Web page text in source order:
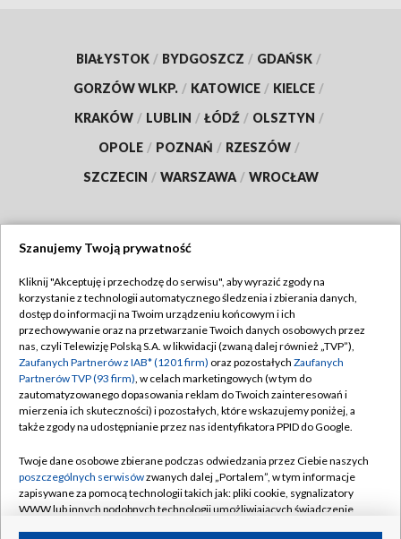
BIAŁYSTOK / BYDGOSZCZ / GDAŃSK /
GORZÓW WLKP. / KATOWICE / KIELCE /
KRAKÓW / LUBLIN / ŁÓDŹ / OLSZTYN /
OPOLE / POZNAŃ / RZESZÓW /
SZCZECIN / WARSZAWA / WROCŁAW
TVP
Abonament TVP
Emisja w TVP
Centrum informacji TVP
Naziemna Telewizja Cyfrowa
Rada Programowa
System NOS
Informacje o nadawcy
Regulamin TVP
Polityka prywatności
Moje zgody
Pomoc
Kontakt
Kanały
Szanujemy Twoją prywatność
Kliknij "Akceptuję i przechodzę do serwisu", aby wyrazić zgody na
korzystanie z technologii automatycznego śledzenia i zbierania danych,
dostęp do informacji na Twoim urządzeniu końcowym i ich
przechowywanie oraz na przetwarzanie Twoich danych osobowych przez
nas, czyli Telewizję Polską S.A. w likwidacji (zwaną dalej również „TVP”),
Zaufanych Partnerów z IAB* (1201 firm) oraz pozostałych Zaufanych
Partnerów TVP (93 firm), w celach marketingowych (w tym do
zautomatyzowanego dopasowania reklam do Twoich zainteresowań i
mierzenia ich skuteczności) i pozostałych, które wskazujemy poniżej, a
także zgody na udostępnianie przez nas identyfikatora PPID do Google.
Twoje dane osobowe zbierane podczas odwiedzania przez Ciebie naszych
poszczególnych serwisówzwanych dalej „Portalem”, w tym informacje
zapisywane za pomocą technologii takich jak: pliki cookie, sygnalizatory
WWW lub innych podobnych technologii umożliwiających świadczenie